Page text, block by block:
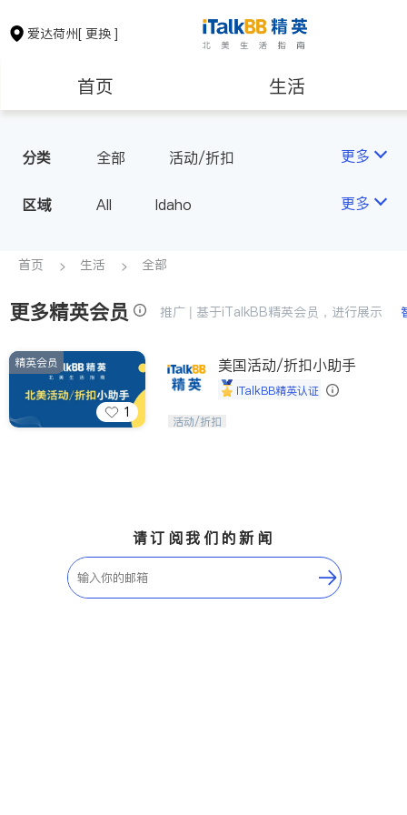
爱达荷州[ 更换 ]
首页 生活
房地产租售
教育
非盈利组织
分类 全部 活动/折扣 更多
区域 All Idaho 更多
首页 生活 全部
更多精英会员 推广 | 基于iTalkBB精英会员，进行展示
1
精英会员 美国活动/折扣小助手
iTalkBB精英认证
iTalkBB精英 官方账号。您的美国生活
活动/折扣
请订阅我们的新闻